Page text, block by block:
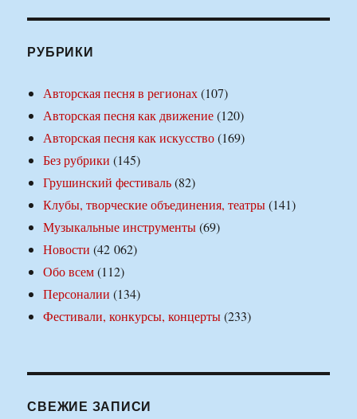
РУБРИКИ
Авторская песня в регионах(107)
Авторская песня как движение(120)
Авторская песня как искусство(169)
Без рубрики (145)
Грушинский фестиваль(82)
Клубы, творческие объединения, театры(141)
Музыкальные инструменты(69)
Новости (42 062)
Обо всем(112)
Персоналии (134)
Фестивали, конкурсы, концерты(233)
СВЕЖИЕ ЗАПИСИ